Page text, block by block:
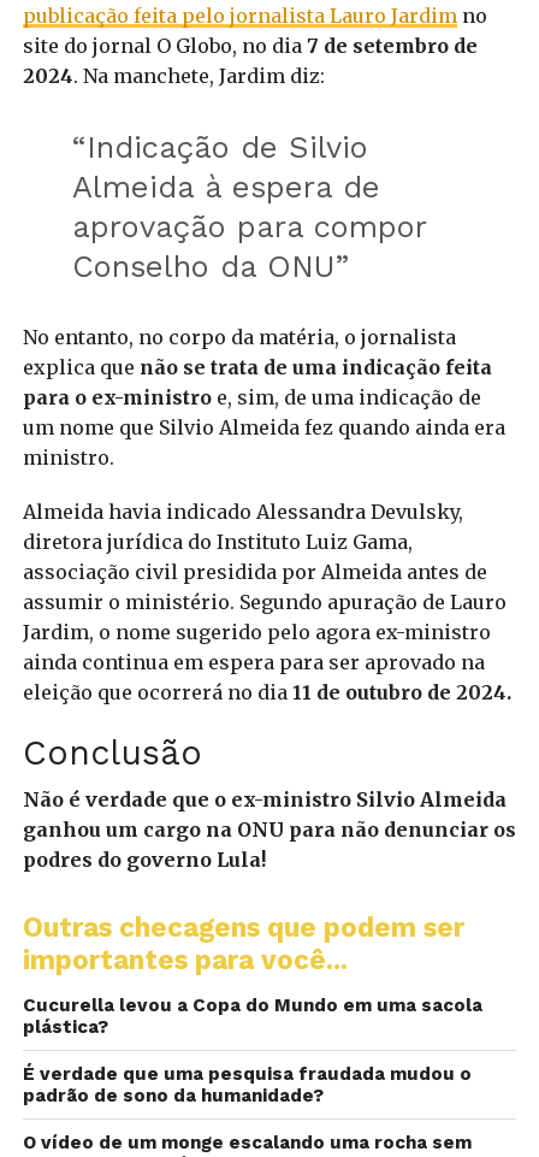
publicação feita pelo jornalista Lauro Jardimno
site do jornal O Globo, no dia 7 de setembro de
2024. Na manchete, Jardim diz:
“Indicação de Silvio
Almeida à espera de
aprovação para compor
Conselho da ONU”
No entanto, no corpo da matéria, o jornalista
explica que não se trata de uma indicação feita
para o ex-ministroe, sim, de uma indicação de
um nome que Silvio Almeida fez quando ainda era
ministro.
Almeida havia indicado Alessandra Devulsky,
diretora jurídica do Instituto Luiz Gama,
associação civil presidida por Almeida antes de
assumir o ministério. Segundo apuração de Lauro
Jardim, o nome sugerido pelo agora ex-ministro
ainda continua em espera para ser aprovado na
eleição que ocorrerá no dia11 de outubro de 2024.
Conclusão
Não é verdade que o ex-ministro Silvio Almeida
ganhou um cargo na ONU para não denunciar os
podres do governo Lula!
Outras checagens que podem ser
importantes para você...
Cucurella levou a Copa do Mundo em uma sacola
plástica?
É verdade que uma pesquisa fraudada mudou o
padrão de sono da humanidade?
O vídeo de um monge escalando uma rocha sem